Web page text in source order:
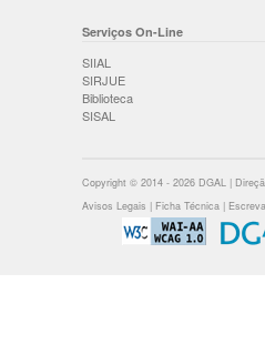
Serviços On-Line
SIIAL
SIRJUE
Biblioteca
SISAL
Copyright © 2014 - 2026 DGAL |
Avisos Legais | Ficha Técnica |